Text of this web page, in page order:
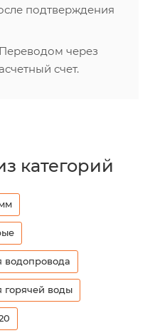
подтверждения
через
счет.
категорий
водопровода
горячей воды